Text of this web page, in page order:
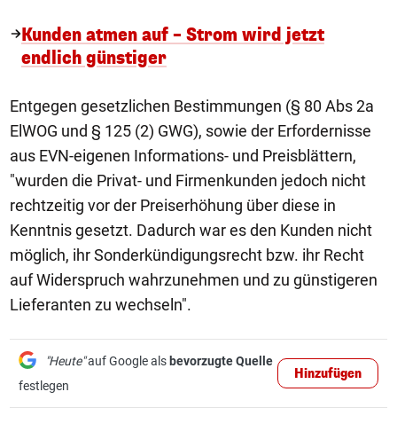
Kunden atmen auf – Strom wird jetzt
endlich günstiger
Entgegen gesetzlichen Bestimmungen (§ 80 Abs 2a
ElWOG und § 125 (2) GWG), sowie der Erfordernisse
aus EVN-eigenen Informations- und Preisblättern,
"wurden die Privat- und Firmenkunden jedoch nicht
rechtzeitig vor der Preiserhöhung über diese in
Kenntnis gesetzt. Dadurch war es den Kunden nicht
möglich, ihr Sonderkündigungsrecht bzw. ihr Recht
auf Widerspruch wahrzunehmen und zu günstigeren
Lieferanten zu wechseln".
"Heute"auf Google als bevorzugte Quelle
festlegen
Hinzufügen